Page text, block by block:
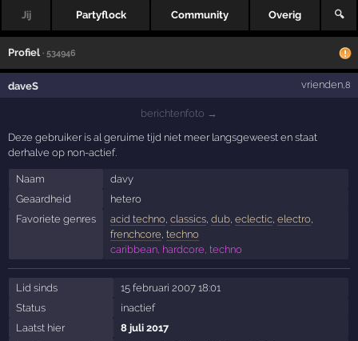
Jij Partyflock Community Overig 🔍
Profiel · 534946
daveS vrienden,8
berichtenfoto →
Deze gebruiker is al geruime tijd niet meer langsgeweest en staat
derhalve op non-actief.
Naam
davy
Geaardheid
hetero
Favoriete genres
acid techno, classics, dub, eclectic, electro,
frenchcore techno
caribbean, hardcore, techno
Lid sinds
15 februari 2007 18:01
Status
inactief
Laatst hier
8 juli 2017